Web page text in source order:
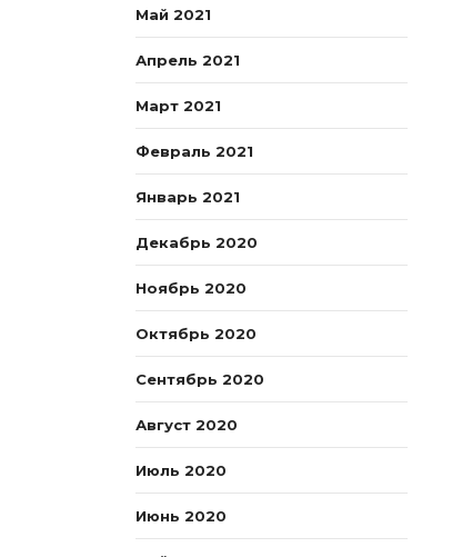
Май 2021
Апрель 2021
Март 2021
Февраль 2021
Январь 2021
Декабрь 2020
Ноябрь 2020
Октябрь 2020
Сентябрь 2020
Август 2020
Июль 2020
Июнь 2020